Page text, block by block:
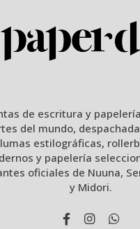
de escritura y
del mundo,
estilográficas,
y papelería
oficiales de Nuuna,
y Midori.